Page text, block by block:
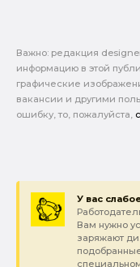
Важно: pедакция
информацию в этой
графические
вакансии и другими
ошибку, то, пожалуйста,
У вас
Вам нужно
заряжают